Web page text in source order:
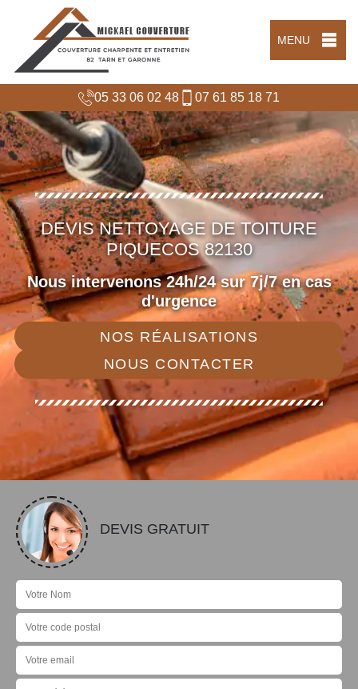
MENU
05 33 06 02 48 07 61 85 18 71
DEVIS NETTOYAGE DE TOITURE
PIQUECOS 82130
Nous intervenons 24h/24 sur 7j/7 en cas
d'urgence
NOS RÉALISATIONS
NOUS CONTACTER
DEVIS GRATUIT